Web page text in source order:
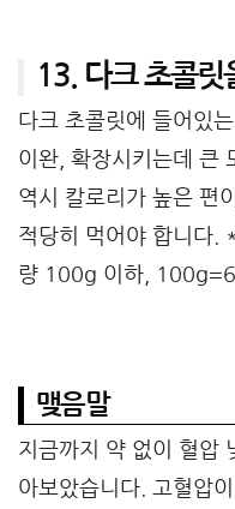
13. 다크 초콜릿
다크 초콜릿에 들어있
이완, 확장시키는데 큰
역시 칼로리가 높은 편
적당히 먹어야 합니다.
량 100g 이하,
맺음말
지금까지 약 없이 혈압
아보았습니다. 고혈압